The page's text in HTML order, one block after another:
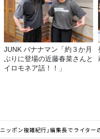
JUNK バナナマン「約３か月
ぶりに登場の近藤春菜さんと
イロモネア話！！」
ッポン複雑紀行」編集長でライター